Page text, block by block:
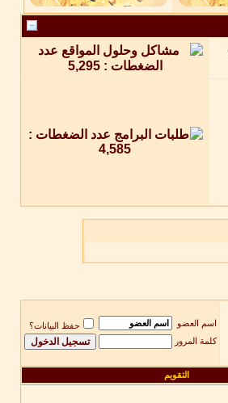
اسم العضو
حفظ البيانات؟
كلمة المرور
التقويم